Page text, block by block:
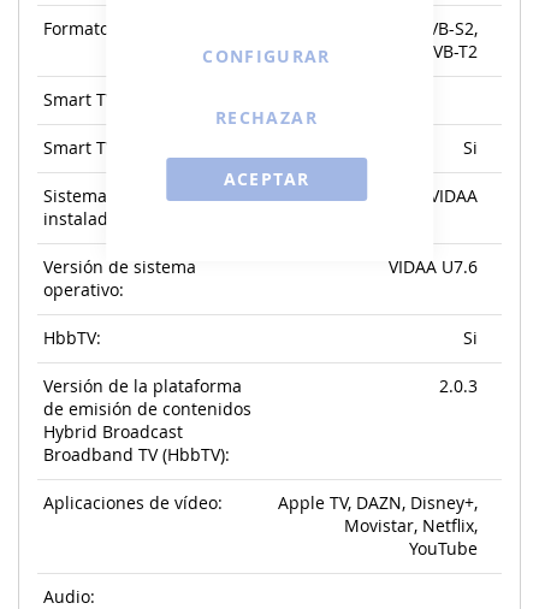
ACEPTAR
CONFIGURAR
RECHAZAR
Formato de señal digital:
DVB-C, DVB-S, DVB-S2,
DVB-T, DVB-T2
Smart TV:
Smart TV: Si
Sistema operativo
instalado:
VIDAA
Versión de sistema
operativo:
VIDAA U7.6
HbbTV: Si
Versión de la plataforma
de emisión de contenidos
Hybrid Broadcast
Broadband TV (HbbTV):
2.0.3
Aplicaciones de vídeo:
Apple TV, DAZN, Disney+,
Movistar, Netflix,
YouTube
Audio: